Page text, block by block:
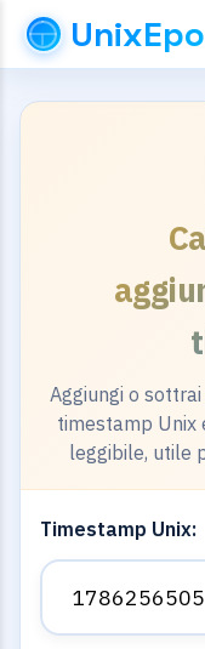
Aggiungi o
timestamp Unix
leggibile, utile
Timestamp Unix: